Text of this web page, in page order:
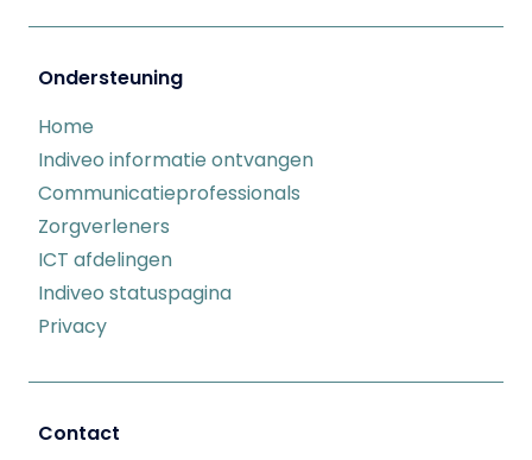
Ondersteuning
Home
Indiveo informatie ontvangen
Communicatieprofessionals
Zorgverleners
ICT afdelingen
Indiveo statuspagina
Privacy
Contact